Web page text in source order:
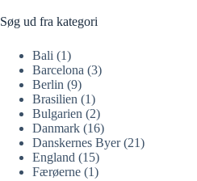
Søg ud fra kategori
Bali (1)
Barcelona (3)
Berlin (9)
Brasilien (1)
Bulgarien (2)
Danmark (16)
Danskernes Byer(21)
England (15)
Færøerne (1)